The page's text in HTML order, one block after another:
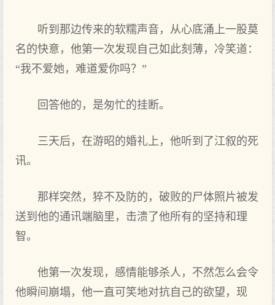
听到那边传来的软糯声音，从心底涌上一股莫
名的快意，他第一次发现自己如此刻薄，冷笑道：
“我不爱她，难道爱你吗？”
回答他的，是匆忙的挂断。
三天后，在游昭的婚礼上，他听到了江叙的死
讯。
那样突然，猝不及防的，破败的尸体照片被发
送到他的通讯端脑里，击溃了他所有的坚持和理
智。
他第一次发现，感情能够杀人，不然怎么会令
他瞬间崩塌，他一直可笑地对抗自己的欲望，现